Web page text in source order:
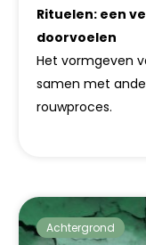
Rituelen: een
doorvoelen
Het vormgeven
samen met
rouwproces.
Achtergrond